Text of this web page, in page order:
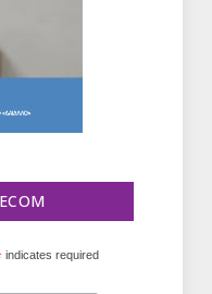
indicates required